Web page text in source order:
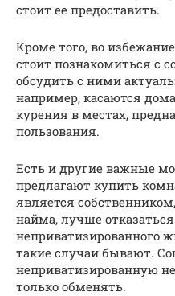
стоит ее предоставить.
Кроме того, во
стоит познакомиться с
обсудить с ними
например, касаются
курения в местах,
пользования.
Есть и другие важные
предлагают купить
является
найма, лучше
неприватизированного
такие случаи бывают.
неприватизированную
только обменять.